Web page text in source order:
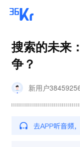
搜索的未来
争？
新用户